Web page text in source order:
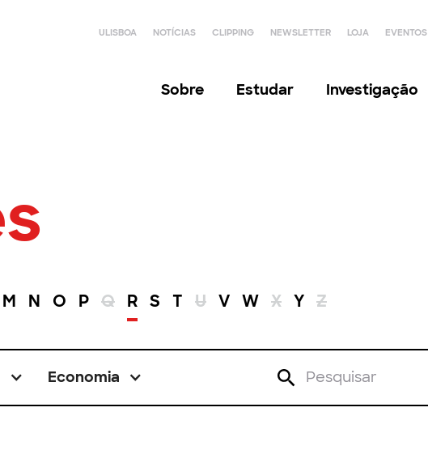
ULISBOA NOTÍCIAS CLIPPING NEWSLETTER LOJA EVENTOS
Sobre Estudar Investigação
M N O P Q R S T U V W X Y Z
Economia